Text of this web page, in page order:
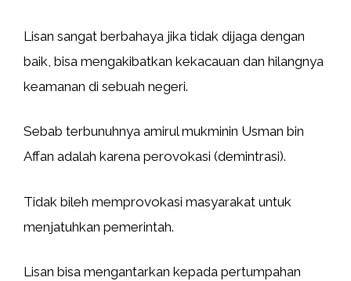
Lisan sangat berbahaya jika tidak dijaga dengan
baik, bisa mengakibatkan kekacauan dan hilangnya
keamanan di sebuah negeri.
Sebab terbunuhnya amirul mukminin Usman bin
Affan adalah karena perovokasi (demintrasi).
Tidak bileh memprovokasi masyarakat untuk
menjatuhkan pemerintah.
Lisan bisa mengantarkan kepada pertumpahan